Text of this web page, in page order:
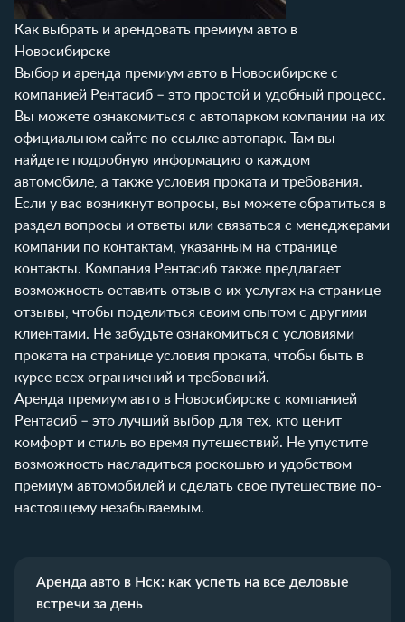
Как выбрать и арендовать премиум авто в
Новосибирске
Выбор и аренда премиум авто в Новосибирске с
компанией Рентасиб – это простой и удобный процесс.
Вы можете ознакомиться с автопарком компании на их
официальном сайте по ссылке автопарк. Там вы
найдете подробную информацию о каждом
автомобиле, а также условия проката и требования.
Если у вас возникнут вопросы, вы можете обратиться в
раздел вопросы и ответы или связаться с менеджерами
компании по контактам, указанным на странице
контакты. Компания Рентасиб также предлагает
возможность оставить отзыв о их услугах на странице
отзывы , чтобы поделиться своим опытом с другими
клиентами. Не забудьте ознакомиться с условиями
проката на странице условия проката , чтобы быть в
курсе всех ограничений и требований.
Аренда премиум авто в Новосибирске с компанией
Рентасиб – это лучший выбор для тех, кто ценит
комфорт и стиль во время путешествий. Не упустите
возможность насладиться роскошью и удобством
премиум автомобилей и сделать свое путешествие по-
настоящему незабываемым.
Аренда авто в Нск: как успеть на все деловые
встречи за день